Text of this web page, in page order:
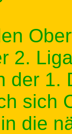
2.
der 1.
sich
die